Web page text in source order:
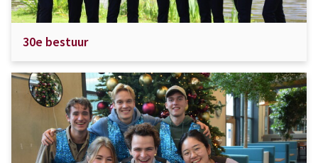
30e bestuur